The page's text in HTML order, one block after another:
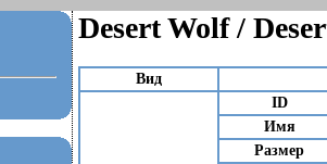
Desert Wolf /
Вид
ID
Имя
Размер